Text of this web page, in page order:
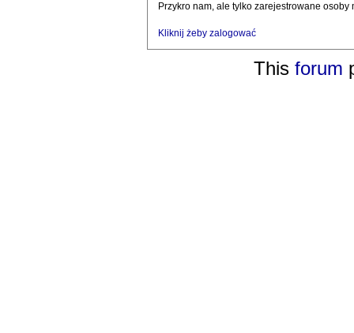
Przykro nam, ale tylko zarejestrowane osoby
Kliknij żeby zalogować
This forum